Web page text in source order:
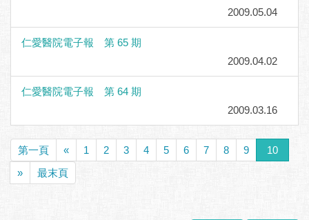
2009.05.04
仁愛醫院電子報 第 65 期
2009.04.02
仁愛醫院電子報 第 64 期
2009.03.16
第一頁 « 1 2 3 4 5 6 7 8 9
10
»
最末頁